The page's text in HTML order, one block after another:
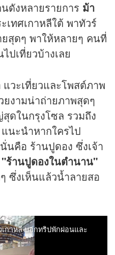
ดังหลายรายการ ม้า
เทศเกาหลีใต้ พาทัวร์
สุดๆ พาให้หลายๆ คนที่
ปเที่ยวบ้างเลย
แวะเที่ยวและโพสต์ภาพ
งามน่าถ่ายภาพสุดๆ
ดในกรุงโซล รวมถึง
แนะนำหากใครไป
นคือ ร้านปูดอง ซึ่งเจ้า
"ร้านปูดองในตำนาน"
ซึ่งเห็นแล้วน้ำลายสอ